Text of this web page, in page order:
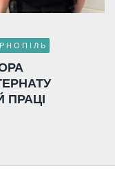
ПРАЦІ